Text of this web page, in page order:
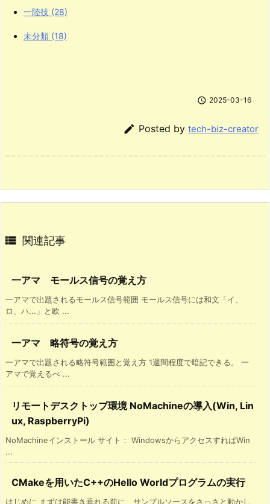
一陸技 (28)
未分類 (18)
 2025-03-16
 Posted by tech-biz-creator
 関連記事
一アマ モールス信号の覚え方
一アマで出題されるモールス信号範囲 モールス信号には和文「イ、
ロ、ハ...」と欧 ...
一アマ 略符号の覚え方
一アマで出題される略符号範囲と覚え方 1週間程度で暗記できる。 一
アマで覚えるべ ...
リモートデスクトップ環境 NoMachineの導入(Win, Lin
ux, RaspberryPi)
NoMachineインストール サイト： WindowsからアクセスすればWin
...
CMakeを用いたC++のHello Worldプログラムの実行
はじめに まずは能書き垂れる前に、サンプルソースをさっさと動かし